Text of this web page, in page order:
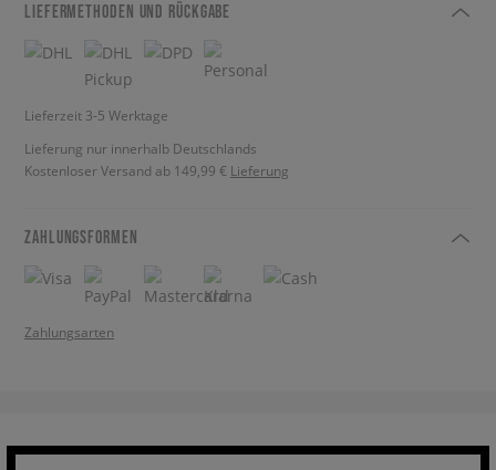
LIEFERMETHODEN UND RÜCKGABE
Lieferzeit 3-5 Werktage
Lieferung nur innerhalb Deutschlands
Kostenloser Versand ab 149,99 € Lieferung
ZAHLUNGSFORMEN
Zahlungsarten